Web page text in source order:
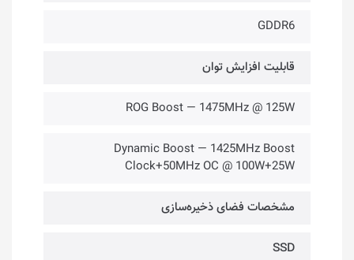
GDDR6
قابلیت افزایش توان
ROG Boost — 1475MHz @ 125W
Dynamic Boost — 1425MHz Boost
Clock+50MHz OC @ 100W+25W
مشخصات فضای ذخیره‌سازی
SSD